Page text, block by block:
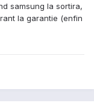
samsung la sortira,
la garantie (enfin